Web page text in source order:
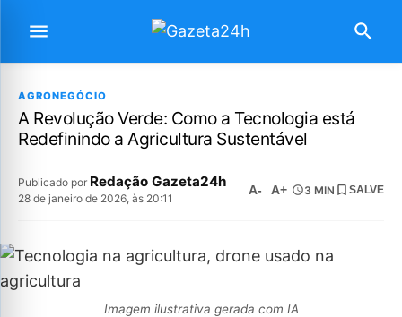
AGRONEGÓCIO
A Revolução Verde: Como a Tecnologia está
Redefinindo a Agricultura Sustentável
Publicado por Redação Gazeta24h
28 de janeiro de 2026, às 20:11
A- A+ 3 MIN SALVE
Imagem ilustrativa gerada com IA